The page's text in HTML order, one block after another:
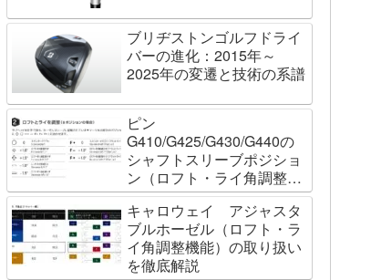
ブリヂストンゴルフドライ
バーの進化：2015年～
2025年の変遷と技術の系譜
ピン
G410/G425/G430/G440の
シャフトスリーブポジショ
ン（ロフト・ライ角調整機
能）について
キャロウェイ アジャスタ
ブルホーゼル（ロフト・ラ
イ角調整機能）の取り扱い
を徹底解説